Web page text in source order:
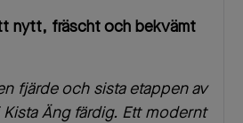
nytt, fräscht och bekvämt
fjärde och sista etappen av
Äng färdig. Ett modernt